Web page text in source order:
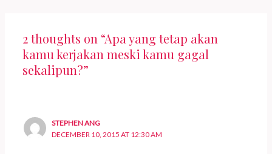
2 thoughts on “Apa yang tetap akan
kamu kerjakan meski kamu gagal
sekalipun?”
STEPHEN ANG
DECEMBER 10, 2015 AT 12:30 AM